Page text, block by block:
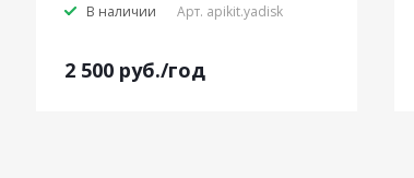
В наличии Арт. apikit.yadisk
2 500 руб./год